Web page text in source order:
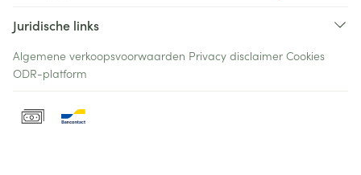
Juridische links
Algemene verkoopsvoorwaarden Privacy disclaimer Cookies
ODR-platform